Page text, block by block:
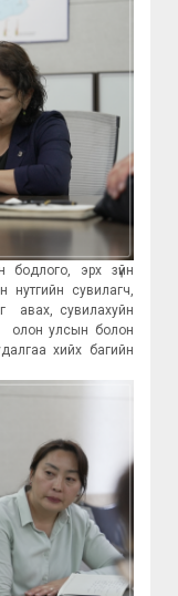
бодлого, эрх зүйн
нутгийн сувилагч,
авах, сувилахуйн
олон улсын болон
хийх багийн